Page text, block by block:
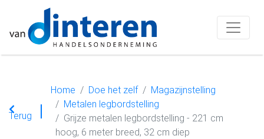
Terug
Home Doe het zelf
Magazijnstelling
Metalen legbordstelling
Grijze metalen legbordstelling - 221 cm
hoog, 6 meter breed, 32 cm diep